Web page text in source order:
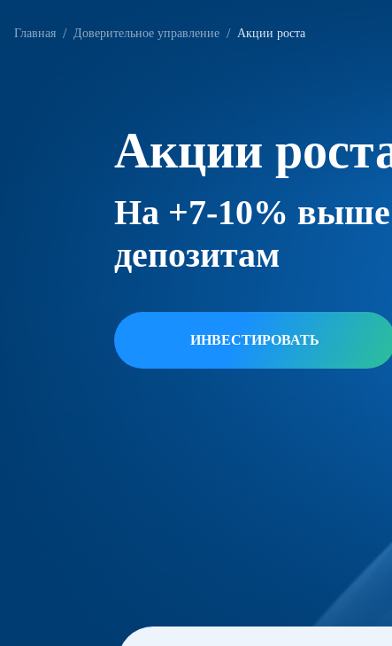
Главная Доверительное управление Акции роста
Акции
На +7-10% выше
депозитам
ИНВЕСТИРОВАТЬ